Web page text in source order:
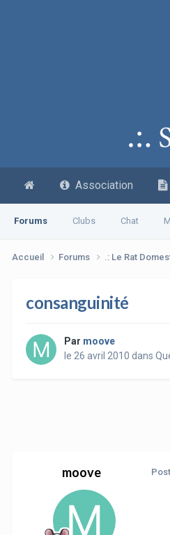
Association
Forums Clubs Chat
Accueil Forums .: Le Rat
consanguinité
Par moove
le 26 avril 2010 dans
moove